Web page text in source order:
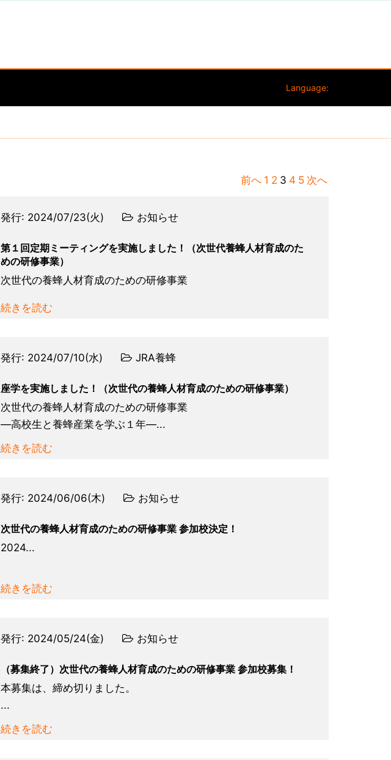
Language:
前へ 1 2 3 4 5 次へ
発行: 2024/07/23(火) お知らせ
第１回定期ミーティングを実施しました！（次世代養蜂人材育成のた
めの研修事業）
次世代の養蜂⼈材育成のための研修事業
続きを読む
発行: 2024/07/10(水) JRA養蜂
座学を実施しました！（次世代の養蜂⼈材育成のための研修事業）
次世代の養蜂人材育成のための研修事業
―高校生と養蜂産業を学ぶ１年―...
続きを読む
発行: 2024/06/06(木) お知らせ
次世代の養蜂人材育成のための研修事業 参加校決定！
2024...
続きを読む
発行: 2024/05/24(金) お知らせ
（募集終了）次世代の養蜂人材育成のための研修事業 参加校募集！
本募集は、締め切りました。
...
続きを読む